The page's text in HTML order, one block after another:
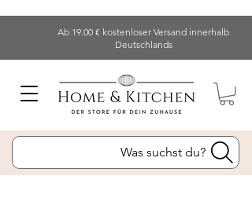
Ab 19.00 € kostenloser Versand innerhalb
Deutschlands
Was suchst du?